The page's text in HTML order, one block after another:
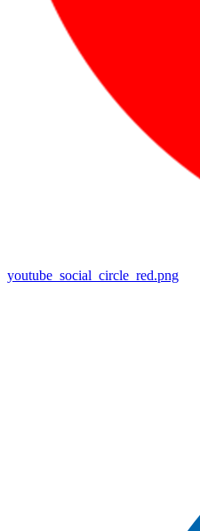
youtube_social_circle_red.png